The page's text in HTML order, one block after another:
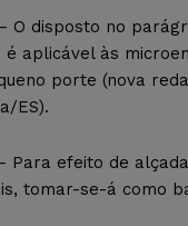
O disposto no
é aplicável às
porte (nova
ES).
Para efeito de
tomar-se-á como